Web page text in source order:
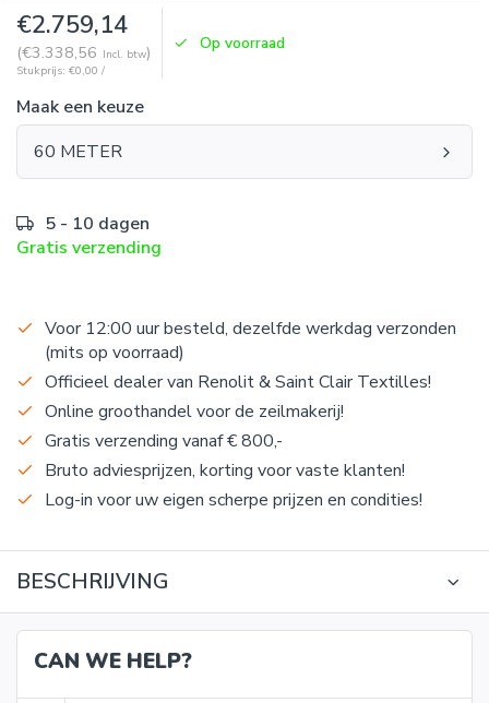
€2.759,14
(€3.338,56 Incl. btw)
Stukprijs: €0,00 /
Op voorraad
Maak een keuze
60 METER
5 - 10 dagen
Gratis verzending
Voor 12:00 uur besteld, dezelfde werkdag verzonden
(mits op voorraad)
Officieel dealer van Renolit & Saint Clair Textilles!
Online groothandel voor de zeilmakerij!
Gratis verzending vanaf € 800,-
Bruto adviesprijzen, korting voor vaste klanten!
Log-in voor uw eigen scherpe prijzen en condities!
BESCHRIJVING
CAN WE HELP?